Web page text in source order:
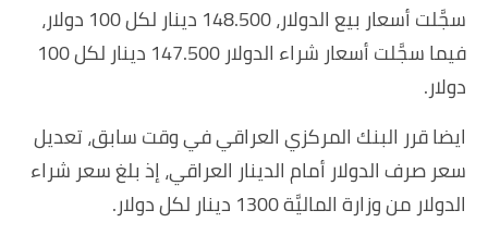
سجَّلت أسعار بيع الدولار، 148.500 دينار لكل 100 دولار،
فيما سجَّلت أسعار شراء الدولار 147.500 دينار لكل 100
دولار.
ايضا قرر البنك المركزي العراقي في وقت سابق، تعديل
سعر صرف الدولار أمام الدينار العراقي، إذ بلغ سعر شراء
الدولار من وزارة الماليَّة 1300 دينار لكل دولار.